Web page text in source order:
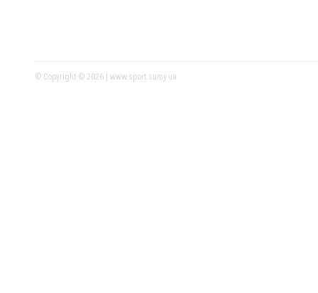
© Copyright © 2026 | www.sport.sumy.ua